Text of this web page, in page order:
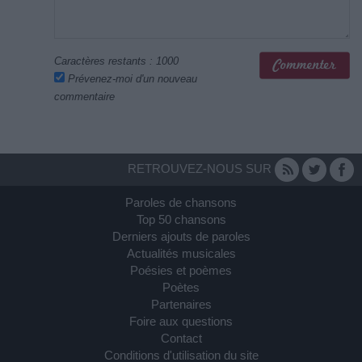
Caractères restants : 1000
Prévenez-moi d'un nouveau
commentaire
RETROUVEZ-NOUS SUR
Paroles de chansons
Top 50 chansons
Derniers ajouts de paroles
Actualités musicales
Poésies et poèmes
Poètes
Partenaires
Foire aux questions
Contact
Conditions d'utilisation du site